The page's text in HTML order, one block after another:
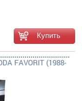
FAVORIT (1988-